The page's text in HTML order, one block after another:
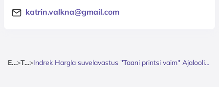
katrin.valkna@gmail.com
Esileht> Teater> Indrek Hargla suvelavastus ''Taani printsi vaim'' Ajalooline kriminaalpõnevik, kus vastuseid otsib apteeker Melchior